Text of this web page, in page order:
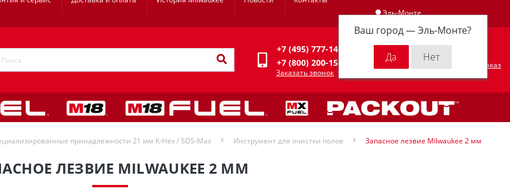
Эль-Монте
Ваш город —Эль-Монте?
Личный кабинет
+7 (495) 777-14-94
+7 (800) 200-15-94
Заказать звонок
Оформить заказ
принадлежности 21 мм K-Hex / SDS-Max Инструмент для очистки полов Запасное лезвие Milwaukee 2 мм
ЛЕЗВИЕ MILWAUKEE 2 ММ